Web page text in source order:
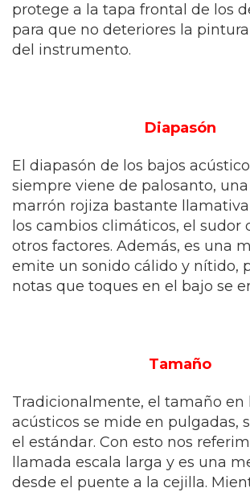
protege a la tapa frontal de los
para que no deteriores la
del instrumento.
Diapasón
El diapasón de los bajos
siempre viene de palosanto,
marrón rojiza bastante
los cambios climáticos, el sudor
otros factores. Además, es una
emite un sonido cálido y nítido,
notas que toques en el bajo se
Tamaño
Tradicionalmente, el tamaño en
acústicos se mide en pulgadas,
el estándar. Con esto nos
llamada escala larga y es una
desde el puente a la cejilla.